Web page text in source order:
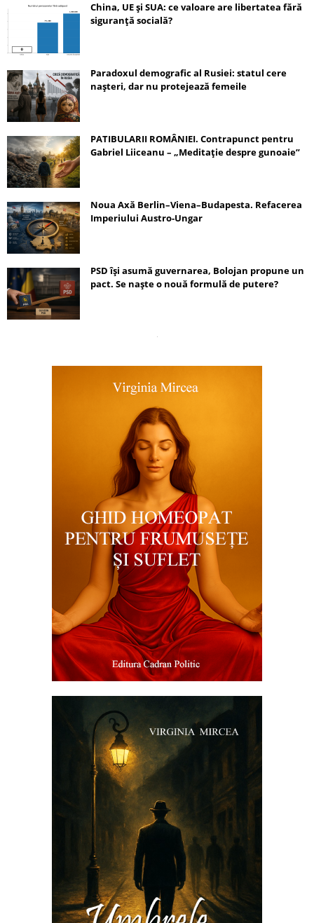
China, UE și SUA: ce valoare are libertatea fără
siguranță socială?
Paradoxul demografic al Rusiei: statul cere
nașteri, dar nu protejează femeile
PATIBULARII ROMÂNIEI. Contrapunct pentru
Gabriel Liiceanu – „Meditație despre gunoaie”
Noua Axă Berlin–Viena–Budapesta. Refacerea
Imperiului Austro-Ungar
PSD își asumă guvernarea, Bolojan propune un
pact. Se naște o nouă formulă de putere?